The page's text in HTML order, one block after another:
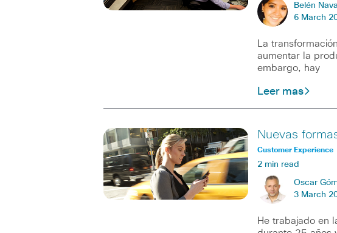
Belén
6 March
La
aumentar la
embargo, hay
Leer mas
Nuevas
Customer Experience
2 min read
Oscar
3 March
He trabajado en